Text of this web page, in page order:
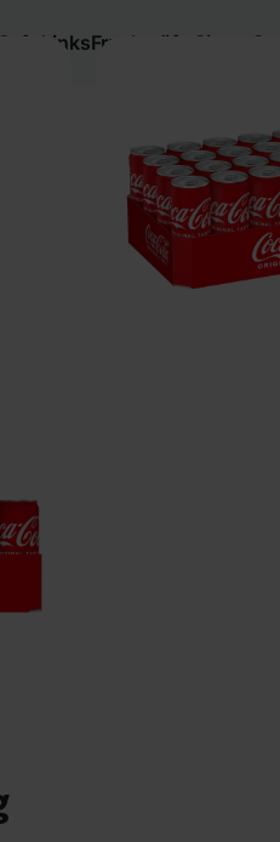
SoftdrinksFruchtsäfte Sirups